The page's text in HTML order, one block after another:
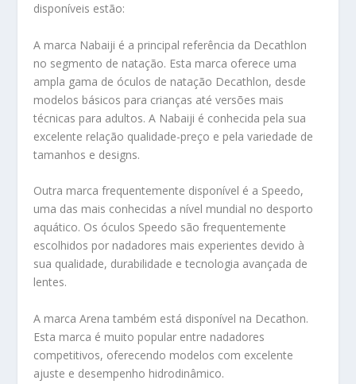
disponíveis estão:
A marca Nabaiji é a principal referência da Decathlon
no segmento de natação. Esta marca oferece uma
ampla gama de óculos de natação Decathlon, desde
modelos básicos para crianças até versões mais
técnicas para adultos. A Nabaiji é conhecida pela sua
excelente relação qualidade-preço e pela variedade de
tamanhos e designs.
Outra marca frequentemente disponível é a Speedo,
uma das mais conhecidas a nível mundial no desporto
aquático. Os óculos Speedo são frequentemente
escolhidos por nadadores mais experientes devido à
sua qualidade, durabilidade e tecnologia avançada de
lentes.
A marca Arena também está disponível na Decathon.
Esta marca é muito popular entre nadadores
competitivos, oferecendo modelos com excelente
ajuste e desempenho hidrodinâmico.